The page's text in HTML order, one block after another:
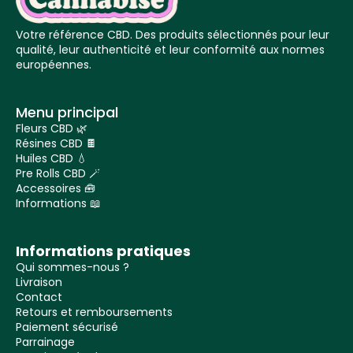
Votre référence CBD. Des produits sélectionnés pour leur
qualité, leur authenticité et leur conformité aux normes
européennes.
Menu principal
Fleurs CBD 🌿
Résines CBD 🍫
Huiles CBD 💧
Pre Rolls CBD 🪄
Accessoires 🧰
Informations 📖
Informations pratiques
Qui sommes-nous ?
Livraison
Contact
Retours et remboursements
Paiement sécurisé
Parrainage